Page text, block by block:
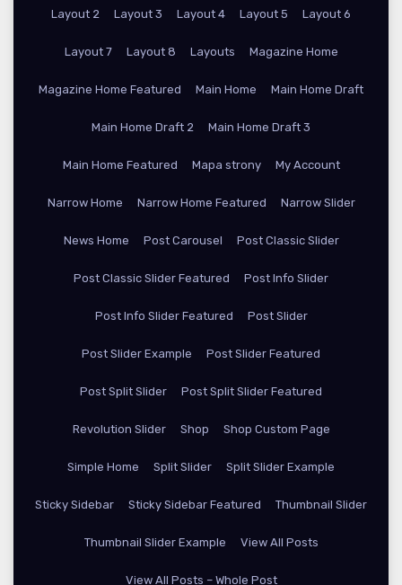
Layout 2 Layout 3 Layout 4 Layout 5 Layout 6
Layout 7 Layout 8 Layouts Magazine Home
Magazine Home Featured Main Home Main Home Draft
Main Home Draft 2 Main Home Draft 3
Main Home Featured Mapa strony My Account
Narrow Home Narrow Home Featured Narrow Slider
News Home Post Carousel Post Classic Slider
Post Classic Slider Featured Post Info Slider
Post Info Slider Featured Post Slider
Post Slider Example Post Slider Featured
Post Split Slider Post Split Slider Featured
Revolution Slider Shop Shop Custom Page
Simple Home Split Slider Split Slider Example
Sticky Sidebar Sticky Sidebar Featured Thumbnail Slider
Thumbnail Slider Example View All Posts
View All Posts – Whole Post